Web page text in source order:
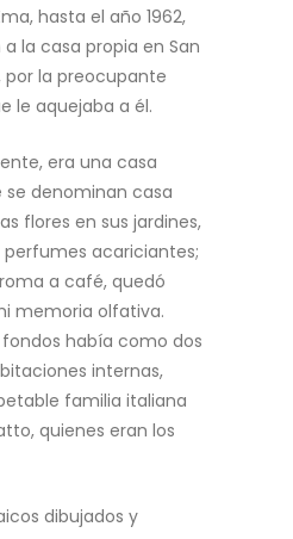
hasta el año 1962,
la casa propia en San
por la preocupante
le aquejaba a él.
era una casa
denominan casa
flores en sus jardines,
acariciantes;
a café, quedó
memoria olfativa.
había como dos
internas,
familia italiana
quienes eran los
dibujados y